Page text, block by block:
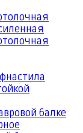
балке